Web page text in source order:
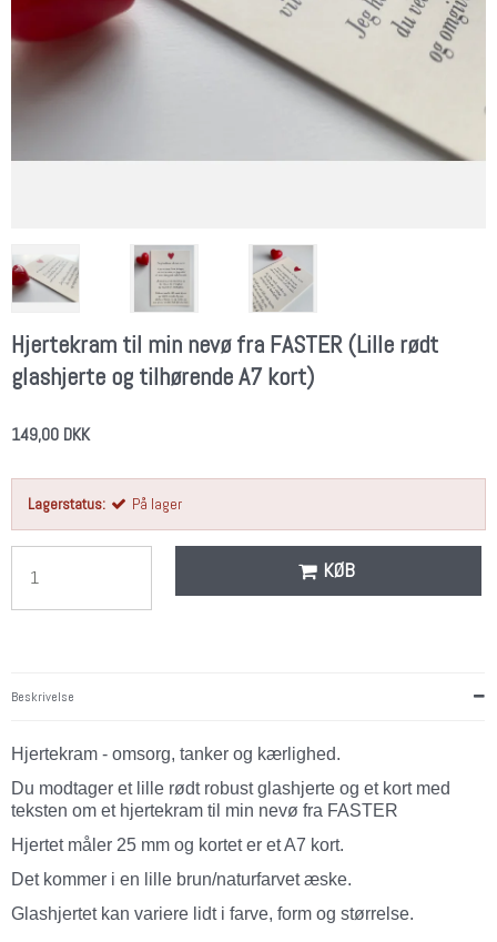
Hjertekram til min nevø fra FASTER (Lille rødt
glashjerte og tilhørende A7 kort)
149,00 DKK
Lagerstatus: På lager
KØB
Beskrivelse
Hjertekram - omsorg, tanker og kærlighed.
Du modtager et lille rødt robust glashjerte og et kort med
teksten om et hjertekram til min nevø fra FASTER
Hjertet måler 25 mm og kortet er et A7 kort.
Det kommer i en lille brun/naturfarvet æske.
Glashjertet kan variere lidt i farve, form og størrelse.